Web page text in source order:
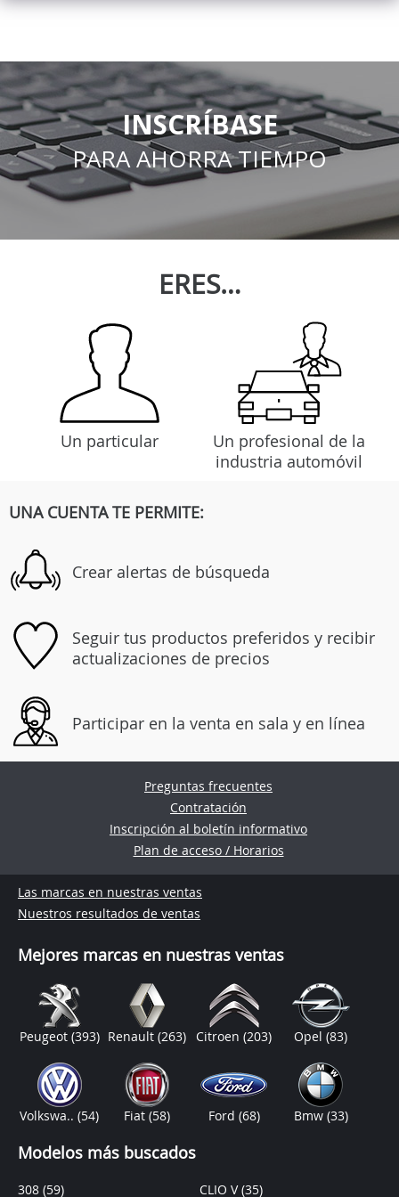
INSCRÍBASE
PARA AHORRA TIEMPO
ERES…
Un particular
Un profesional de la
industria automóvil
UNA CUENTA TE PERMITE:
Crear alertas de búsqueda
Seguir tus productos preferidos y recibir
actualizaciones de precios
Participar en la venta en sala y en línea
Preguntas frecuentes
Contratación
Inscripción al boletín informativo
Plan de acceso / Horarios
Las marcas en nuestras ventas
Nuestros resultados de ventas
Mejores marcas en nuestras ventas
Peugeot (393) Renault (263) Citroen(203) Opel(83)
Volkswa..(54) Fiat (58) Ford (68) Bmw (33)
Modelos más buscados
308 (59) CLIO V(35)